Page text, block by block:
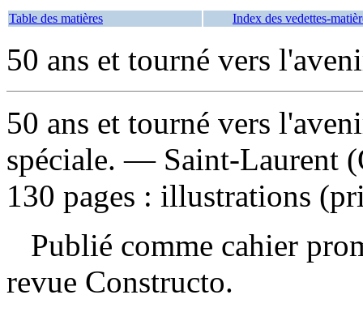
Table des matières Index des vedettes-
50 ans et tourné vers
50 ans et tourné vers
spéciale. — Saint-Laurent
130 pages : illustrations
Publié comme cahier
revue Constructo.